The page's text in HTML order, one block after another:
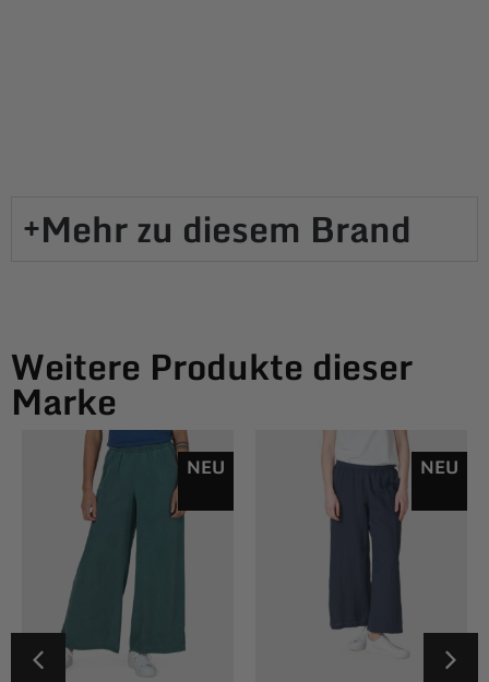
Mehr zu diesem Brand​
Weitere Produkte dieser
Marke
NEU NEU